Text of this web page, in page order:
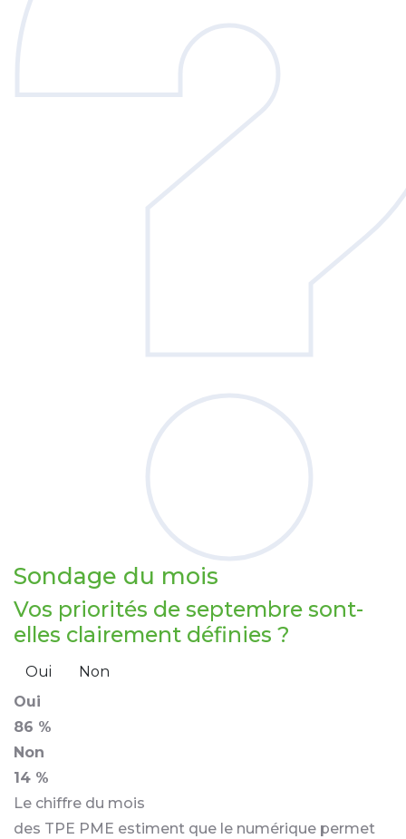
Sondage du mois
Vos priorités de septembre sont-
elles clairement définies ?
Oui
Non
Oui
86 %
Non
14 %
Le chiffre du mois
des TPE PME estiment que le numérique permet